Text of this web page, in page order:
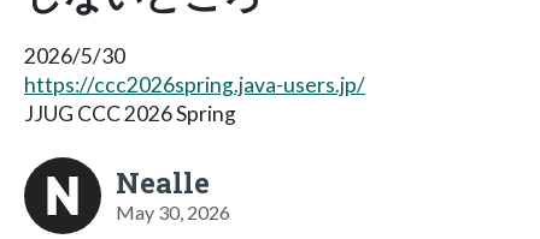
2026/5/30
https://ccc2026spring.java-users.jp/
JJUG CCC 2026 Spring
Nealle
May 30, 2026